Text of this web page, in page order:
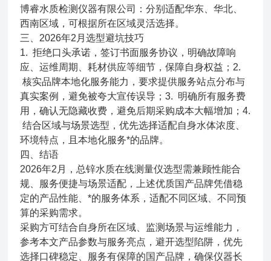
博睿水质检测仪器有限公司：分别适配华东、华北、
西南区域，可根据所在区域灵活选择。
三、2026年2月选型避坑技巧
1. 拒绝口头承诺，签订书面服务协议，明确故障响
应、运维周期、耗材供应等细节，保障自身权益；2.
核实品牌本地化服务能力，要求提供服务站点分布与
真实案例，避免被夸大宣传误导；3. 明确所有服务费
用，确认无隐藏收费，避免后期采购成本大幅增加；4.
结合区域与场景选型，优先选择适配自身水体浓度、
环境特点，且本地化服务*的品牌。
四、结语
2026年2月，总锌水质在线测量仪选型需兼顾性能合
规、服务便捷与场景适配，上述优质国产品牌凭借稳
定的产品性能、*的服务体系，适配不同区域、不同预
算的采购需求。
采购方可结合自身所在区域、监测场景与运维能力，
参考本文产品参数与服务亮点，避开选型陷阱，优先
选择口碑稳定、服务有保障的国产品牌，确保仪器长